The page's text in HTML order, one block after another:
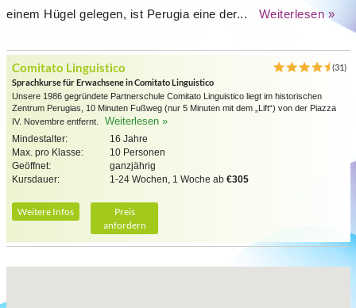
einem Hügel gelegen, ist Perugia eine der...
Weiterlesen »
Comitato Linguistico
(31)
Sprachkurse für Erwachsene in Comitato Linguistico
Unsere 1986 gegründete Partnerschule Comitato Linguistico liegt im historischen
Zentrum Perugias, 10 Minuten Fußweg (nur 5 Minuten mit dem „Lift“) von der Piazza
IV. Novembre entfernt.
Weiterlesen »
Mindestalter:
16 Jahre
Max. pro Klasse:
10 Personen
Geöffnet:
ganzjährig
Kursdauer:
1-24 Wochen, 1 Woche ab €305
Weitere Infos
Preis
anfordern